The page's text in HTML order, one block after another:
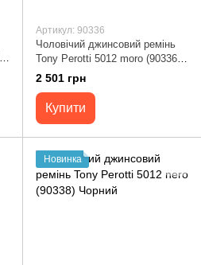
Артикул: 90336
Чоловічий джинсовий ремінь
Tony Perotti 5012 moro (90336)
Коричневий
2 501 грн
Купити
Новинка